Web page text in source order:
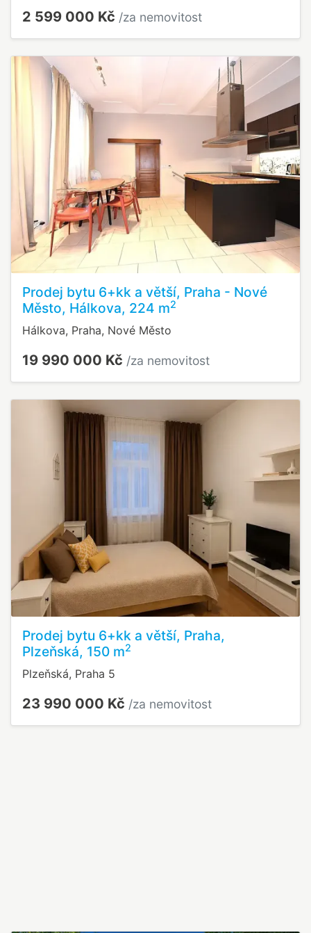
2 599 000 Kč /za nemovitost
Prodej bytu 6+kk a větší, Praha - Nové
Město, Hálkova, 224 m2
Hálkova, Praha, Nové Město
19 990 000 Kč /za nemovitost
Prodej bytu 6+kk a větší, Praha,
Plzeňská, 150 m2
Plzeňská, Praha 5
23 990 000 Kč /za nemovitost